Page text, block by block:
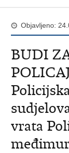
Objavljeno:
BUDI
vrata